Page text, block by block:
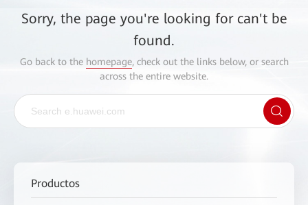
Sorry, the page you're looking for can't be
found.
Go back to the homepage, check out the links below, or search
across the entire website.
Productos